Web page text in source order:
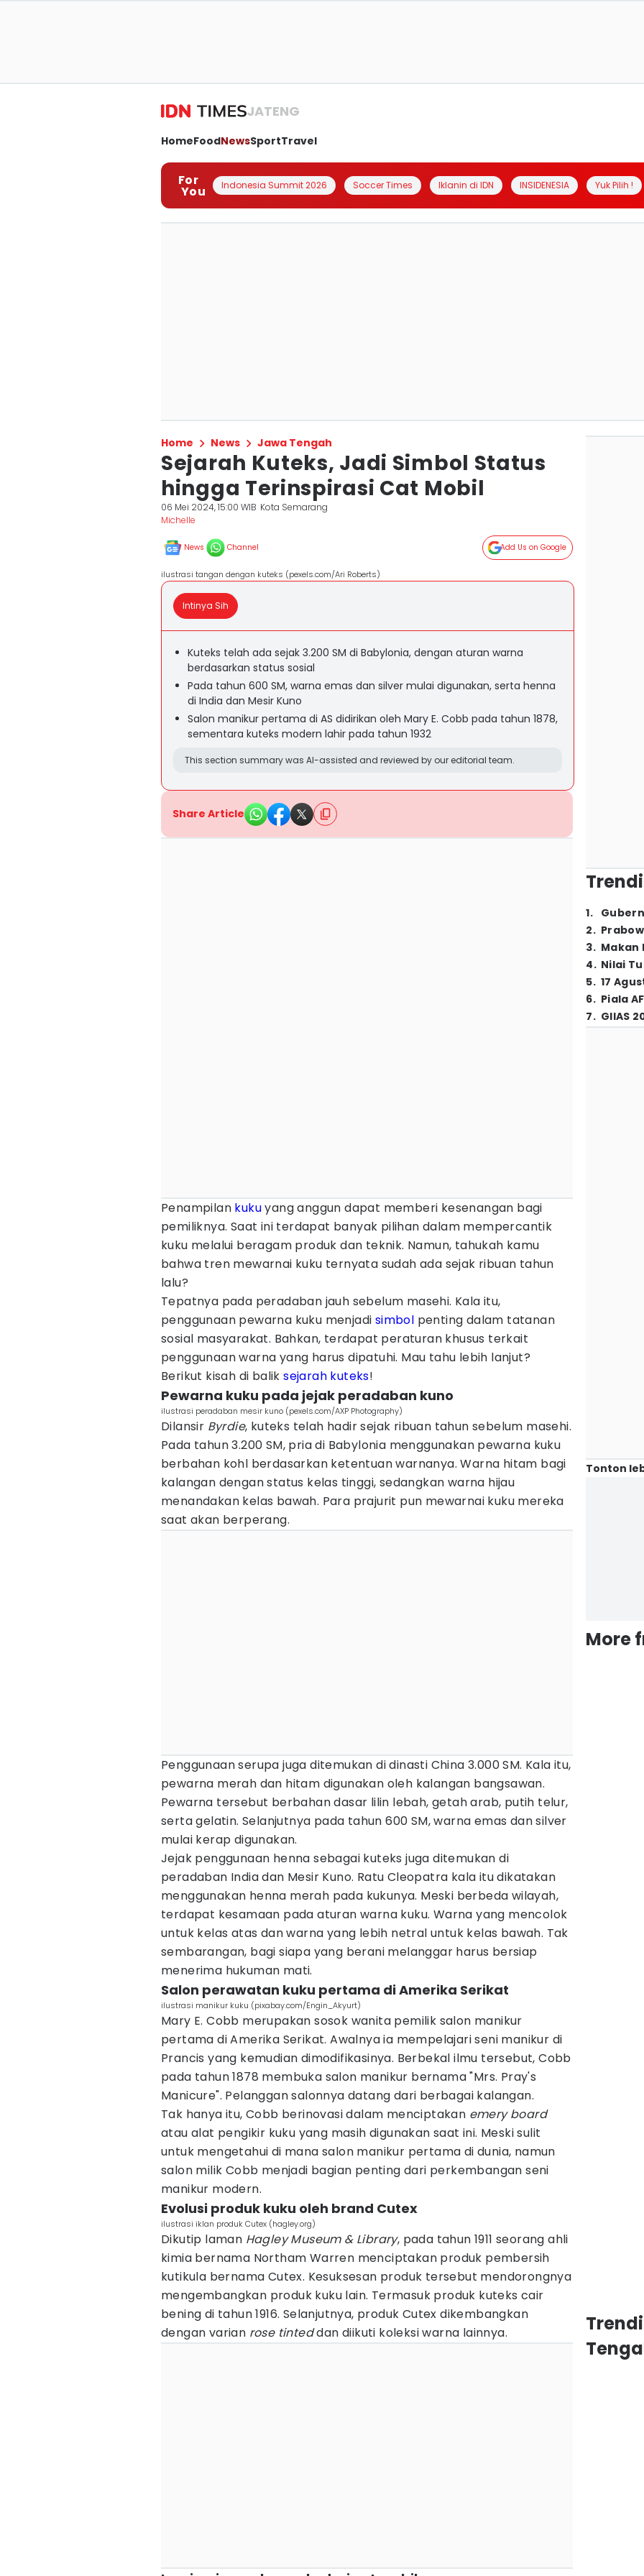
JATENG
HomeFoodNewsSportTravel
For
You Indonesia Summit 2026 Soccer Times Iklanin di IDN INSIDENESIA Yuk Pilih !
Home News Jawa Tengah
Sejarah Kuteks, Jadi Simbol Status
hingga Terinspirasi Cat Mobil
06 Mei 2024, 15:00 WIB Kota Semarang
Michelle
News Channel Add Us on Google
ilustrasi tangan dengan kuteks (pexels.com/Ari Roberts)
Intinya Sih
Kuteks telah ada sejak 3.200 SM di Babylonia, dengan aturan warna
berdasarkan status sosial
Pada tahun 600 SM, warna emas dan silver mulai digunakan, serta henna
di India dan Mesir Kuno
Salon manikur pertama di AS didirikan oleh Mary E. Cobb pada tahun 1878,
sementara kuteks modern lahir pada tahun 1932
This section summary was AI-assisted and reviewed by our editorial team.
Share Article
Penampilan kukuyang anggun dapat memberi kesenangan bagi
pemiliknya. Saat ini terdapat banyak pilihan dalam mempercantik
kuku melalui beragam produk dan teknik. Namun, tahukah kamu
bahwa tren mewarnai kuku ternyata sudah ada sejak ribuan tahun
lalu?
Tepatnya pada peradaban jauh sebelum masehi. Kala itu,
penggunaan pewarna kuku menjadi simbol penting dalam tatanan
sosial masyarakat. Bahkan, terdapat peraturan khusus terkait
penggunaan warna yang harus dipatuhi. Mau tahu lebih lanjut?
Berikut kisah di baliksejarah kuteks!
Pewarna kuku pada jejak peradaban kuno
ilustrasi peradaban mesir kuno (pexels.com/AXP Photography)
Dilansir Byrdie, kuteks telah hadir sejak ribuan tahun sebelum masehi.
Pada tahun 3.200 SM, pria di Babylonia menggunakan pewarna kuku
berbahan kohl berdasarkan ketentuan warnanya. Warna hitam bagi
kalangan dengan status kelas tinggi, sedangkan warna hijau
menandakan kelas bawah. Para prajurit pun mewarnai kuku mereka
saat akan berperang.
Penggunaan serupa juga ditemukan di dinasti China 3.000 SM. Kala itu,
pewarna merah dan hitam digunakan oleh kalangan bangsawan.
Pewarna tersebut berbahan dasar lilin lebah, getah arab, putih telur,
serta gelatin. Selanjutnya pada tahun 600 SM, warna emas dan silver
mulai kerap digunakan.
Jejak penggunaan henna sebagai kuteks juga ditemukan di
peradaban India dan Mesir Kuno. Ratu Cleopatra kala itu dikatakan
menggunakan henna merah pada kukunya. Meski berbeda wilayah,
terdapat kesamaan pada aturan warna kuku. Warna yang mencolok
untuk kelas atas dan warna yang lebih netral untuk kelas bawah. Tak
sembarangan, bagi siapa yang berani melanggar harus bersiap
menerima hukuman mati.
Salon perawatan kuku pertama di Amerika Serikat
ilustrasi manikur kuku (pixabay.com/Engin_Akyurt)
Mary E. Cobb merupakan sosok wanita pemilik salon manikur
pertama di Amerika Serikat. Awalnya ia mempelajari seni manikur di
Prancis yang kemudian dimodifikasinya. Berbekal ilmu tersebut, Cobb
pada tahun 1878 membuka salon manikur bernama "Mrs. Pray's
Manicure". Pelanggan salonnya datang dari berbagai kalangan.
Tak hanya itu, Cobb berinovasi dalam menciptakan emery board
atau alat pengikir kuku yang masih digunakan saat ini. Meski sulit
untuk mengetahui di mana salon manikur pertama di dunia, namun
salon milik Cobb menjadi bagian penting dari perkembangan seni
manikur modern.
Evolusi produk kuku oleh brand Cutex
ilustrasi iklan produk Cutex (hagley.org)
Dikutip laman Hagley Museum & Library, pada tahun 1911 seorang ahli
kimia bernama Northam Warren menciptakan produk pembersih
kutikula bernama Cutex. Kesuksesan produk tersebut mendorongnya
mengembangkan produk kuku lain. Termasuk produk kuteks cair
bening di tahun 1916. Selanjutnya, produk Cutex dikembangkan
dengan varian rose tinteddan diikuti koleksi warna lainnya.
1.
2.
3. Makan
4. Nilai
5. 17
6. Piala
7. GIIAS
Tonton
More